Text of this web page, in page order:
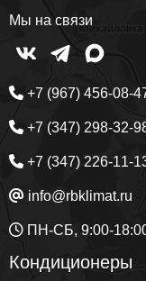
Мы на связи
+7 (967) 456-08-
+7 (347) 298-32-
+7 (347) 226-11-
info@rbklimat.ru
ПН-СБ, 9:00-
Кондиционеры